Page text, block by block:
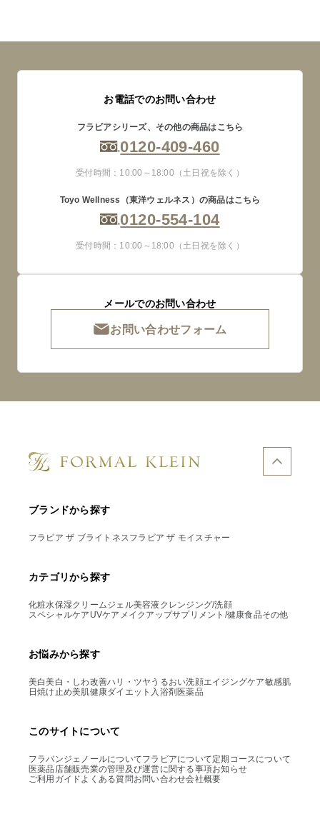
お電話でのお問い合わせ
フラビアシリーズ、その他の商品はこちら
0120-409-460
受付時間：10:00～18:00（土日祝を除く）
Toyo Wellness（東洋ウェルネス）の商品はこちら
0120-554-104
受付時間：10:00～18:00（土日祝を除く）
メールでのお問い合わせ
お問い合わせフォーム
ブランドから探す
フラビア ザ ブライトネスフラビア ザ モイスチャー
カテゴリから探す
化粧水保湿クリームジェル美容液 クレンジング/洗顔
スペシャルケア UVケア メイクアップサプリメント/健康食品その他
お悩みから探す
美白美白・しわ改善ハリ・ツヤ うるおい洗顔エイジングケア敏感肌
日焼け止め美肌健康ダイエット 入浴剤 医薬品
このサイトについて
フラバンジェノールについてフラビアについて定期コースについて
医薬品店舗販売業の管理及び運営に関する事項お知らせ
ご利用ガイドよくある質問お問い合わせ会社概要